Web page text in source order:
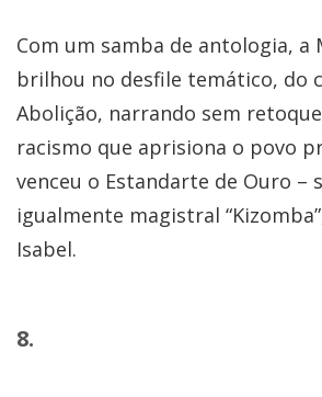
Com um samba de antologia, a
brilhou no desfile temático, do
Abolição, narrando sem
racismo que aprisiona o povo
venceu o Estandarte de Ouro –
igualmente magistral
Isabel.
8.